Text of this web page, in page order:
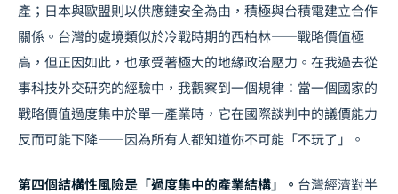
產；日本與歐盟則以供應鏈安全為由，積極與台積電建立合作
關係。台灣的處境類似於冷戰時期的西柏林——戰略價值極
高，但正因如此，也承受著極大的地緣政治壓力。在我過去從
事科技外交研究的經驗中，我觀察到一個規律：當一個國家的
戰略價值過度集中於單一產業時，它在國際談判中的議價能力
反而可能下降——因為所有人都知道你不可能「不玩了」。
第四個結構性風險是「過度集中的產業結構」。 台灣經濟對半